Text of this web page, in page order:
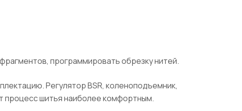
программировать обрезку нитей.
Регулятор BSR, коленоподъемник,
процесс шитья наиболее комфортным.